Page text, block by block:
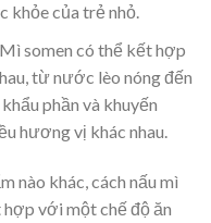
khỏe của trẻ nhỏ.
Mì somen có thể kết hợp
từ nước lèo nóng đến
phần và khuyến
hương vị khác nhau.
nào khác, cách nấu mì
với một chế độ ăn